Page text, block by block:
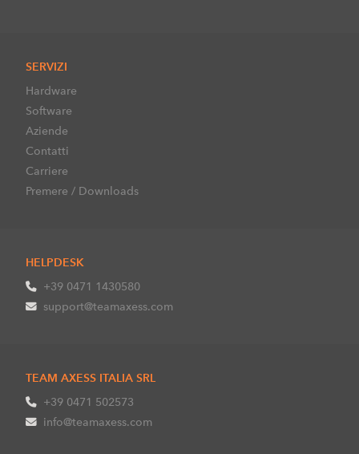
SERVIZI
Hardware
Software
Aziende
Contatti
Carriere
Premere / Downloads
HELPDESK
+39 0471 1430580
support@teamaxess.com
TEAM AXESS ITALIA SRL
+39 0471 502573
info@teamaxess.com